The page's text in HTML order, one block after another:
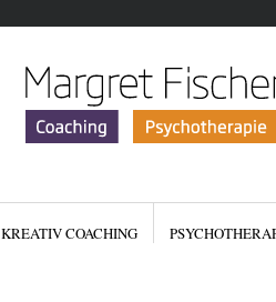
KREATIV COACHING